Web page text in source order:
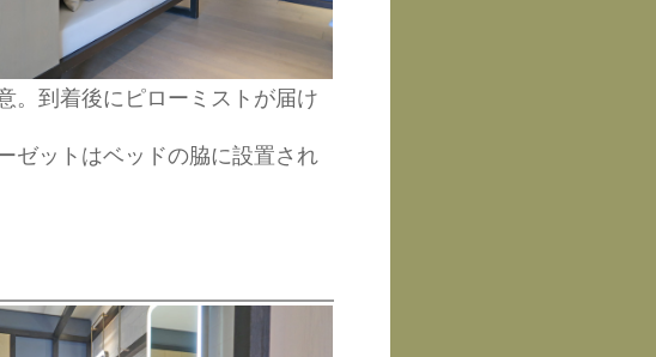
。到着後にピローミストが届け
ゼットはベッドの脇に設置され